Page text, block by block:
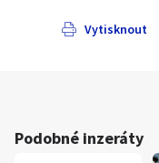
Vytisknout
Podobné inzeráty